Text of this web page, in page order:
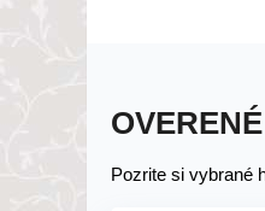
Pozrite si vybrané